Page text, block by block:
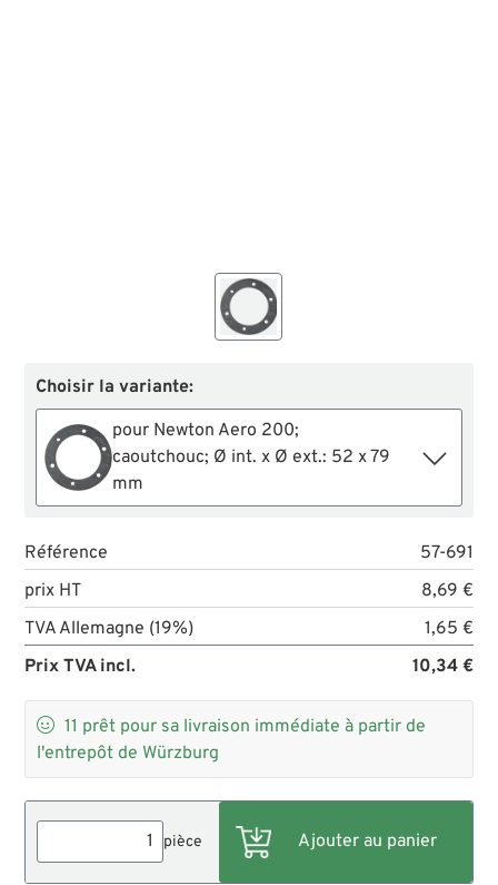
Choisir la variante:
pour Newton Aero 200;
caoutchouc; Ø int. x Ø ext.: 52 x 79
mm
Référence
57-691
prix HT
8,69 €
TVA Allemagne (19%)
1,65 €
Prix TVA incl.
10,34 €
 11 prêt pour sa livraison immédiate à partir de
l'entrepôt de Würzburg
pièce